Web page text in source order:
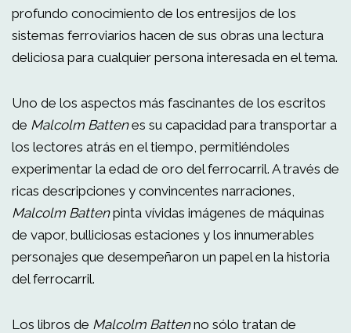
profundo conocimiento de los entresijos de los
sistemas ferroviarios hacen de sus obras una lectura
deliciosa para cualquier persona interesada en el tema.
Uno de los aspectos más fascinantes de los escritos
de Malcolm Battenes su capacidad para transportar a
los lectores atrás en el tiempo, permitiéndoles
experimentar la edad de oro del ferrocarril. A través de
ricas descripciones y convincentes narraciones,
Malcolm Battenpinta vívidas imágenes de máquinas
de vapor, bulliciosas estaciones y los innumerables
personajes que desempeñaron un papel en la historia
del ferrocarril.
Los libros de Malcolm Battenno sólo tratan de